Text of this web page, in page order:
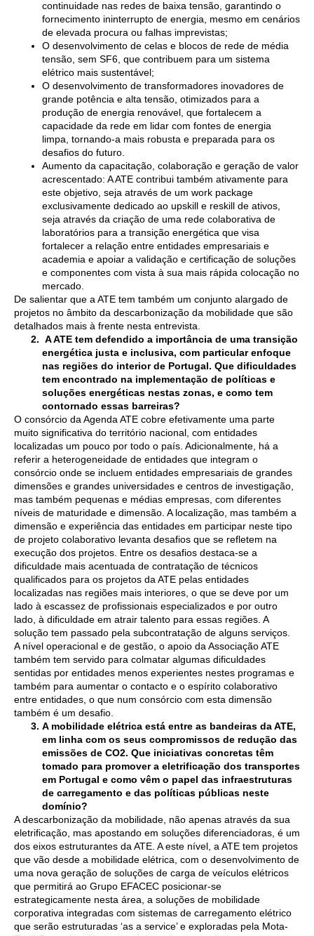
continuidade nas redes de baixa tensão, garantindo o
fornecimento ininterrupto de energia, mesmo em cenários
de elevada procura ou falhas imprevistas;
O desenvolvimento de celas e blocos de rede de média
tensão, sem SF6, que contribuem para um sistema
elétrico mais sustentável;
O desenvolvimento de transformadores inovadores de
grande potência e alta tensão, otimizados para a
produção de energia renovável, que fortalecem a
capacidade da rede em lidar com fontes de energia
limpa, tornando-a mais robusta e preparada para os
desafios do futuro.
Aumento da capacitação, colaboração e geração de valor
acrescentado: A ATE contribui também ativamente para
este objetivo, seja através de um work package
exclusivamente dedicado ao upskill e reskill de ativos,
seja através da criação de uma rede colaborativa de
laboratórios para a transição energética que visa
fortalecer a relação entre entidades empresariais e
academia e apoiar a validação e certificação de soluções
e componentes com vista à sua mais rápida colocação no
mercado.
De salientar que a ATE tem também um conjunto alargado de
projetos no âmbito da descarbonização da mobilidade que são
detalhados mais à frente nesta entrevista.
A ATE tem defendido a importância de uma transição
energética justa e inclusiva, com particular enfoque
nas regiões do interior de Portugal. Que dificuldades
tem encontrado na implementação de políticas e
soluções energéticas nestas zonas, e como tem
contornado essas barreiras?
O consórcio da Agenda ATE cobre efetivamente uma parte
muito significativa do território nacional, com entidades
localizadas um pouco por todo o país. Adicionalmente, há a
referir a heterogeneidade de entidades que integram o
consórcio onde se incluem entidades empresariais de grandes
dimensões e grandes universidades e centros de investigação,
mas também pequenas e médias empresas, com diferentes
níveis de maturidade e dimensão. A localização, mas também a
dimensão e experiência das entidades em participar neste tipo
de projeto colaborativo levanta desafios que se refletem na
execução dos projetos. Entre os desafios destaca-se a
dificuldade mais acentuada de contratação de técnicos
qualificados para os projetos da ATE pelas entidades
localizadas nas regiões mais interiores, o que se deve por um
lado à escassez de profissionais especializados e por outro
lado, à dificuldade em atrair talento para essas regiões. A
solução tem passado pela subcontratação de alguns serviços.
A nível operacional e de gestão, o apoio da Associação ATE
também tem servido para colmatar algumas dificuldades
sentidas por entidades menos experientes nestes programas e
também para aumentar o contacto e o espírito colaborativo
entre entidades, o que num consórcio com esta dimensão
também é um desafio.
A mobilidade elétrica está entre as bandeiras da ATE,
em linha com os seus compromissos de redução das
emissões de CO2. Que iniciativas concretas têm
tomado para promover a eletrificação dos transportes
em Portugal e como vêm o papel das infraestruturas
de carregamento e das políticas públicas neste
domínio?
A descarbonização da mobilidade, não apenas através da sua
eletrificação, mas apostando em soluções diferenciadoras, é um
dos eixos estruturantes da ATE. A este nível, a ATE tem projetos
que vão desde a mobilidade elétrica, com o desenvolvimento de
uma nova geração de soluções de carga de veículos elétricos
que permitirá ao Grupo EFACEC posicionar-se
estrategicamente nesta área, a soluções de mobilidade
corporativa integradas com sistemas de carregamento elétrico
que serão estruturadas ‘as a service’ e exploradas pela Mota-